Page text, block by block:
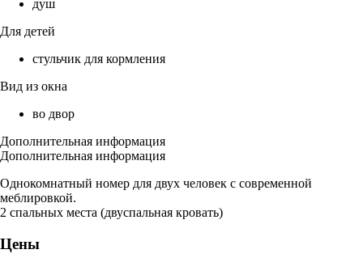
душ
Для детей
стульчик для кормления
Вид из окна
во двор
Дополнительная информация
Дополнительная информация
Однокомнатный номер для двух человек с современной
меблировкой.
2 спальных места (двуспальная кровать)
Цены